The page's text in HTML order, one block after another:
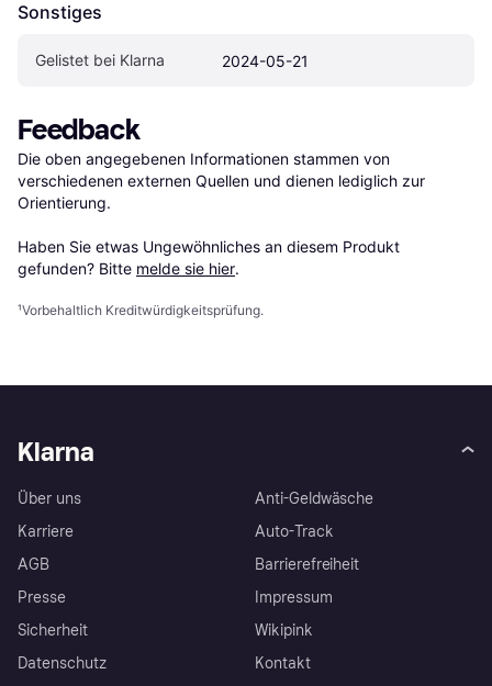
Sonstiges
Gelistet bei Klarna 2024-05-21
Feedback
Die oben angegebenen Informationen stammen von
verschiedenen externen Quellen und dienen lediglich zur
Orientierung.
Haben Sie etwas Ungewöhnliches an diesem Produkt
gefunden? Bitte melde sie hier.
¹Vorbehaltlich Kreditwürdigkeitsprüfung.
Klarna
Über uns
Karriere
AGB
Presse
Sicherheit
Datenschutz
Anti-Geldwäsche
Auto-Track
Barrierefreiheit
Impressum
Wikipink
Kontakt